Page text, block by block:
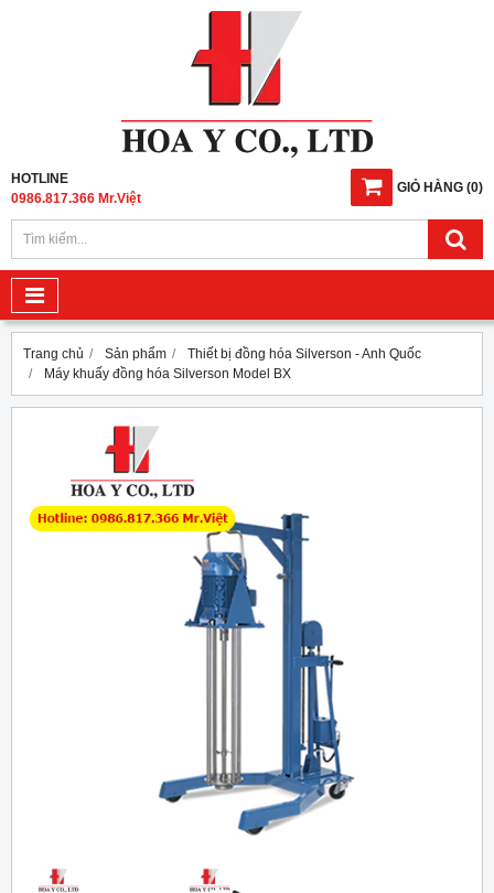
GIỎ HÀNG (0)
HOTLINE
0986.817.366 Mr.Việt
Trang chủ Sản phẩm
Thiết bị đồng hóa Silverson - Anh Quốc
Máy khuấy đồng hóa Silverson Model BX